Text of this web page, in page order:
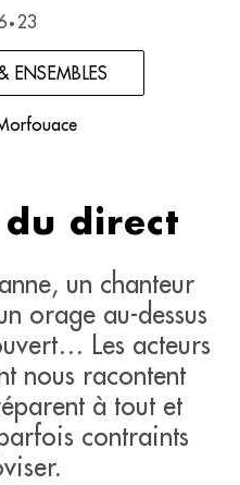
• 23
ENSEMBLES
du direct
un chanteur
orage au-dessus
Les acteurs
nous racontent
à tout et
contraints